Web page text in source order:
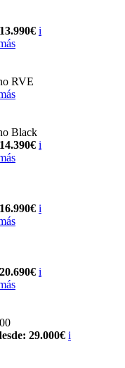
i
RVE
Black
i
i
i
29.000€ i